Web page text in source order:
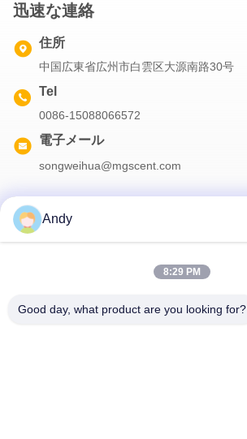
迅速な連絡
住所
中国広東省広州市白雲区大源南路30号
Tel
0086-15088066572
電子メール
songweihua@mgscent.com
Andy
8:29 PM
Good day, what product are you looking for?